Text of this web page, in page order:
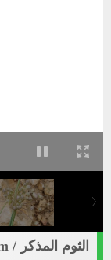
الثوم المذكر / Allium stamineum